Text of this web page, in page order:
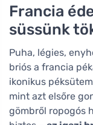
Francia
süssünk
Puha, légies,
briós a francia
ikonikus
mint azt elsőre
gömbről ropogós